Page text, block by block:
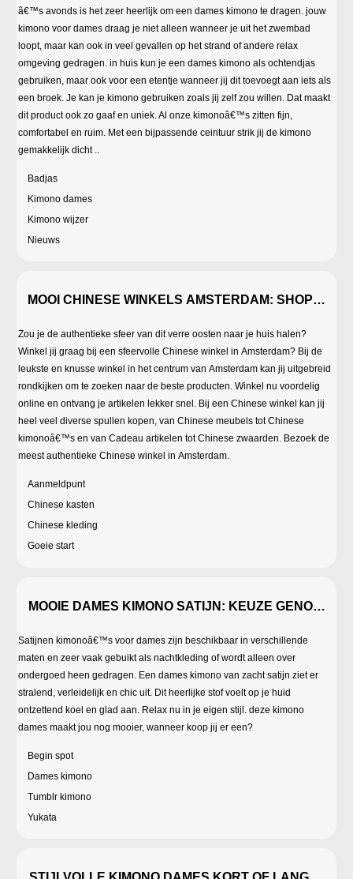
â€™s avonds is het zeer heerlijk om een dames kimono te dragen. jouw
kimono voor dames draag je niet alleen wanneer je uit het zwembad
loopt, maar kan ook in veel gevallen op het strand of andere relax
omgeving gedragen. in huis kun je een dames kimono als ochtendjas
gebruiken, maar ook voor een etentje wanneer jij dit toevoegt aan iets als
een broek. Je kan je kimono gebruiken zoals jij zelf zou willen. Dat maakt
dit product ook zo gaaf en uniek. Al onze kimonoâ€™s zitten fijn,
comfortabel en ruim. Met een bijpassende ceintuur strik jij de kimono
gemakkelijk dicht ..
Badjas
Kimono dames
Kimono wijzer
Nieuws
MOOI CHINESE WINKELS AMSTERDAM: SHOP MET
Zou je de authentieke sfeer van dit verre oosten naar je huis halen?
Winkel jij graag bij een sfeervolle Chinese winkel in Amsterdam? Bij de
leukste en knusse winkel in het centrum van Amsterdam kan jij uitgebreid
rondkijken om te zoeken naar de beste producten. Winkel nu voordelig
online en ontvang je artikelen lekker snel. Bij een Chinese winkel kan jij
heel veel diverse spullen kopen, van Chinese meubels tot Chinese
kimonoâ€™s en van Cadeau artikelen tot Chinese zwaarden. Bezoek de
meest authentieke Chinese winkel in Amsterdam.
Aanmeldpunt
Chinese kasten
Chinese kleding
Goeie start
MOOIE DAMES KIMONO SATIJN: KEUZE GENOEG
Satijnen kimonoâ€™s voor dames zijn beschikbaar in verschillende
maten en zeer vaak gebuikt als nachtkleding of wordt alleen over
ondergoed heen gedragen. Een dames kimono van zacht satijn ziet er
stralend, verleidelijk en chic uit. Dit heerlijke stof voelt op je huid
ontzettend koel en glad aan. Relax nu in je eigen stijl. deze kimono
dames maakt jou nog mooier, wanneer koop jij er een?
Begin spot
Dames kimono
Tumblr kimono
Yukata